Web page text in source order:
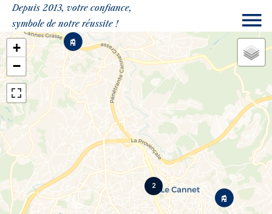
Depuis 2013, votre confiance,
symbole de notre réussite !
2
+
−